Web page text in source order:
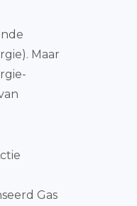
Maar
Gas